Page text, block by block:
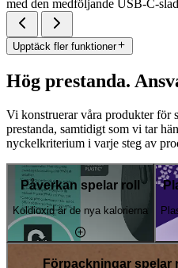
med den medföljande USB-C-
Upptäck fler funktioner
Hög prestanda.
Vi konstruerar våra produkter för
prestanda, samtidigt som vi tar
nyckelkriterium i varje steg av
Påverkan spelar roll
Koldioxid är de nya kalorierna
Förpackningar spelar